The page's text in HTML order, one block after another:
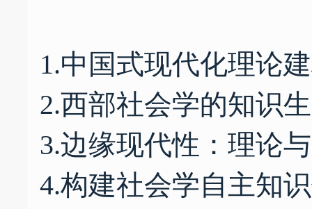
1.中国式现代化理论
2.西部社会学的知识
3.边缘现代性：理论
4.构建社会学自主知